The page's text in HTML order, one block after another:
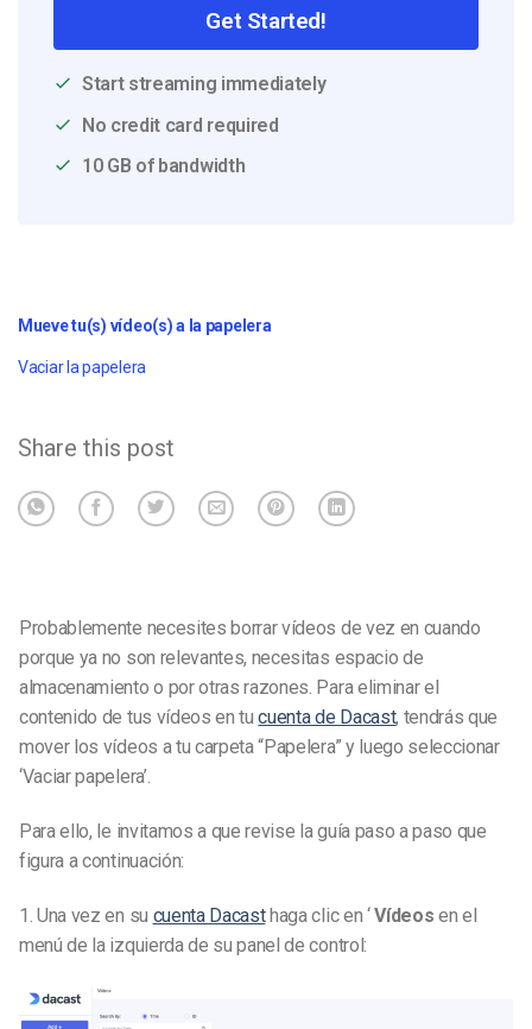
Get Started!
Start streaming immediately
No credit card required
10 GB of bandwidth
Mueve tu(s) vídeo(s) a la papelera
Vaciar la papelera
Share this post
Probablemente necesites borrar vídeos de vez en cuando
porque ya no son relevantes, necesitas espacio de
almacenamiento o por otras razones. Para eliminar el
contenido de tus vídeos en tucuenta de Dacast, tendrás que
mover los vídeos a tu carpeta “Papelera” y luego seleccionar
‘Vaciar papelera’.
Para ello, le invitamos a que revise la guía paso a paso que
figura a continuación:
1. Una vez en su cuenta Dacasthaga clic en ‘Vídeos en el
menú de la izquierda de su panel de control: